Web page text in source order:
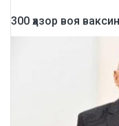
300 ҳазор воя